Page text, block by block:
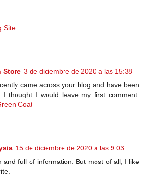
Site
Store 3 de diciembre de 2020 a las 15:38
came across your blog and have been
I thought I would leave my first comment.
Coat
15 de diciembre de 2020 a las 9:03
and full of information. But most of all, I like